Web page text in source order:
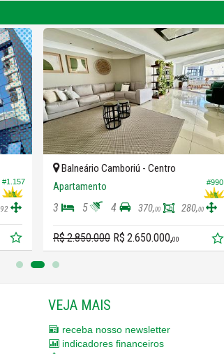
#1.157
92
#990
Balneário Camboriú - Centro
Apartamento
3 5 4 370,00 280,00
R$ 2.850.000 R$ 2.650.000,00
VEJA MAIS
receba nosso newsletter
indicadores financeiros